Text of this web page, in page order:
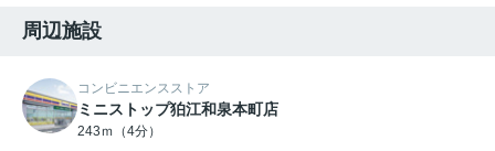
周辺施設
コンビニエンスストア
ミニストップ狛江和泉本町店
243ｍ（4分）